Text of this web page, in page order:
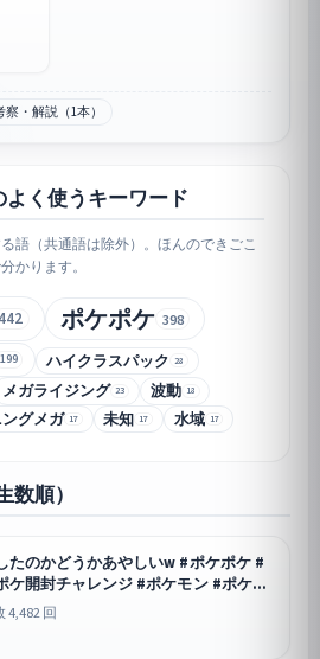
察・解説（1本）
く使うキーワード
語（共通語は除外）。ほんのできごこ
かります。
442 ポケポケ 398
199 ハイクラスパック 28
メガライジング 23 波動 18
グメガ 17 未知 17 水域 17
数順）
たのかどうかあやしいw #ポケポケ #
ケ開封チャレンジ #ポケモン #ポケッ
スター #シャイニングメガ
4,482 回